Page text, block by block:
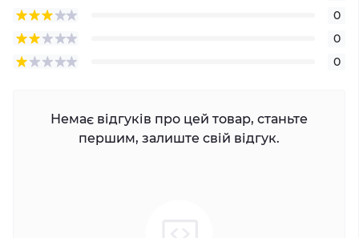
0
0
0
Немає відгуків про цей товар, станьте
першим, залиште свій відгук.